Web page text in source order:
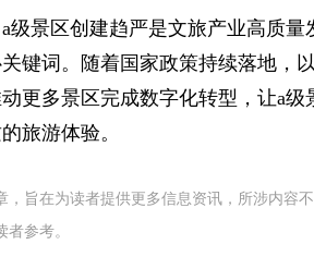
级景区创建趋严是文旅产业高质
键词。随着国家政策持续落地，
更多景区完成数字化转型，让a
旅游体验。
，旨在为读者提供更多信息资讯，所涉内容
参考。